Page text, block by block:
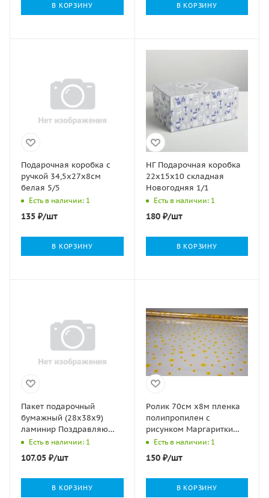
В КОРЗИНУ В КОРЗИНУ
Подарочная коробка с
ручкой 34,5х27х8см
белая 5/5
Есть в наличии: 1
135 ₽/шт
В КОРЗИНУ
НГ Подарочная коробка
22х15х10 складная
Новогодняя 1/1
Есть в наличии: 1
180₽/шт
В КОРЗИНУ
Пакет подарочный
бумажный (28х38х9)
ламинир Поздравляю
1/300
Есть в наличии: 1
107.05 ₽/шт
В КОРЗИНУ
Ролик 70см х8м пленка
полипропилен с
рисунком Маргаритки
желто-красн1/10
Есть в наличии: 1
150₽/шт
В КОРЗИНУ